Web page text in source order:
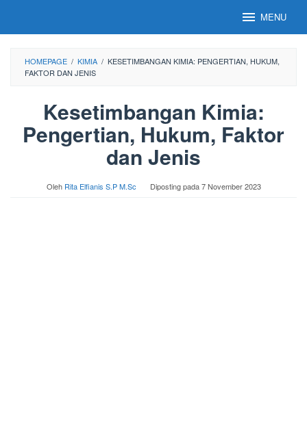
MENU
HOMEPAGE / KIMIA / KESETIMBANGAN KIMIA: PENGERTIAN, HUKUM,
FAKTOR DAN JENIS
Kesetimbangan Kimia:
Pengertian, Hukum, Faktor
dan Jenis
Oleh Rita Elfianis S.P M.Sc Diposting pada7 November 2023